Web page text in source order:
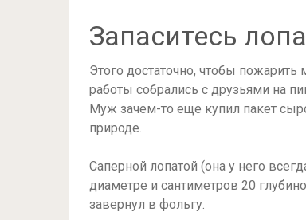
Запаситесь
Этого достаточно, чтобы
работы собрались с друзьями на
Муж зачем-то еще купил пакет
природе.
Саперной лопатой (она у него
диаметре и сантиметров 20
завернул в фольгу.